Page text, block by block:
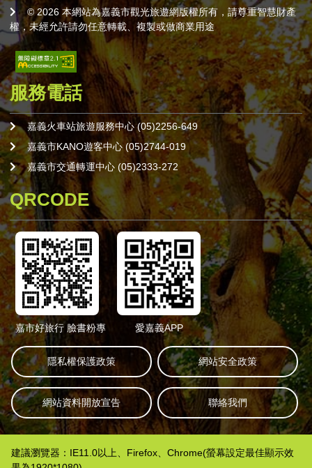
© 2026 本網站為嘉義市觀光旅遊網版權所有，請尊重智慧財產
權，未經允許請勿任意轉載、複製或做商業用途
服務電話
嘉義火車站旅遊服務中心 (05)2256-649
嘉義市KANO遊客中心 (05)2744-019
嘉義市交通轉運中心 (05)2333-272
QRCODE
嘉市好旅行 臉書粉專 愛嘉義APP
隱私權保護政策 網站安全政策
網站資料開放宣告 聯絡我們
建議瀏覽器：IE11.0以上、Firefox、Chrome(螢幕設定最佳顯示效